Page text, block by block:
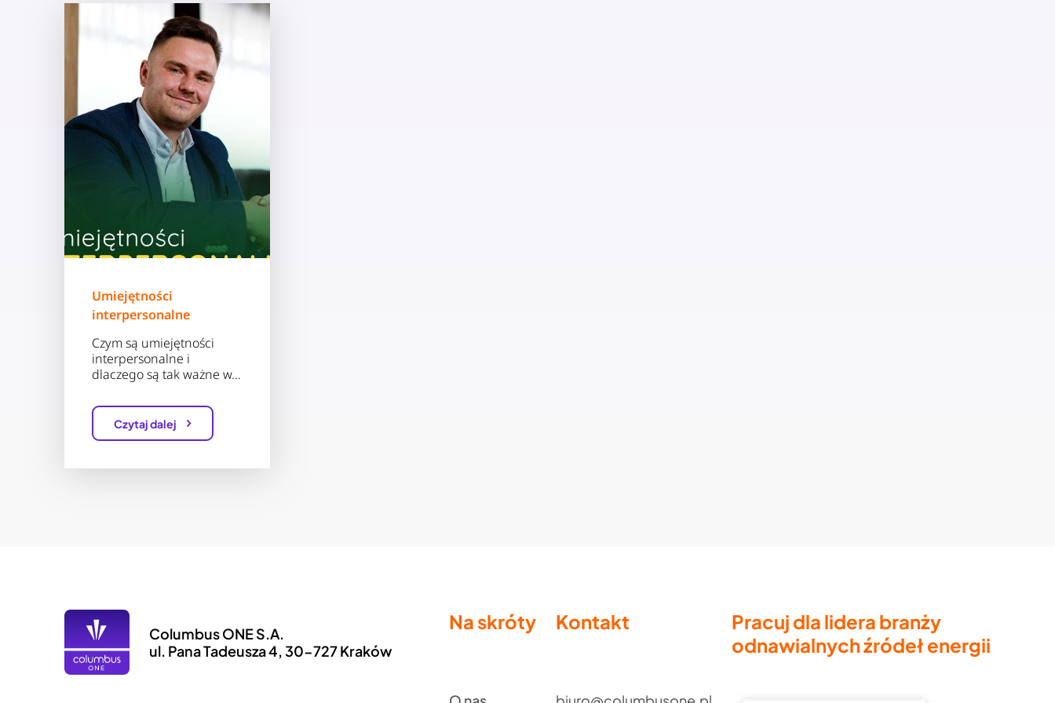
Umiejętności
interpersonalne
Czym są umiejętności
interpersonalne i
dlaczego są tak ważne w…
Czytaj dalej
Columbus ONE S.A.
ul. Pana Tadeusza 4, 30-727 Kraków
Na skróty Kontakt
Pracuj dla lidera branży
odnawialnych źródeł energii